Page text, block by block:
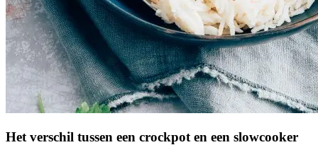
Het verschil tussen een crockpot en een slowcooker